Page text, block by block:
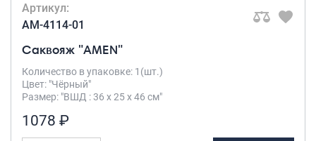
Артикул:
AM-4114-01
Саквояж "AMEN"
Количество в упаковке: 1(шт.)
Цвет: "Чёрный"
Размер: "ВШД : 36 х 25 х 46 см"
1078 ₽